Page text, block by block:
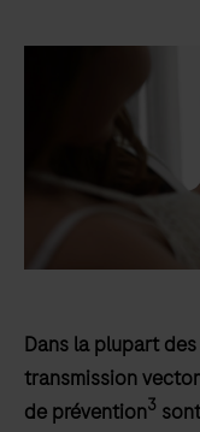
Dans la plupart
transmission
de prévention3